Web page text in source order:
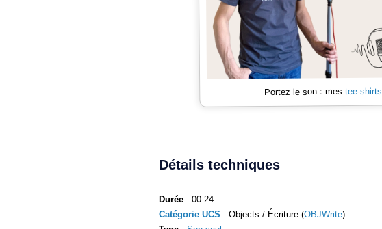
Portez le son : mestee-shirts
Détails techniques
Durée : 00:24
Catégorie UCS : Objects / Écriture (OBJWrite)